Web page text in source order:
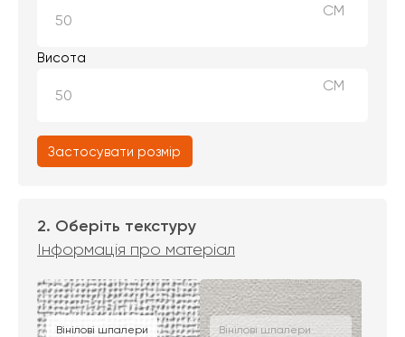
СМ
Висота
СМ
Застосувати розмір
2. Оберіть текстуру
Інформація про матеріал
Вінілові шпалери Вінілові шпалери